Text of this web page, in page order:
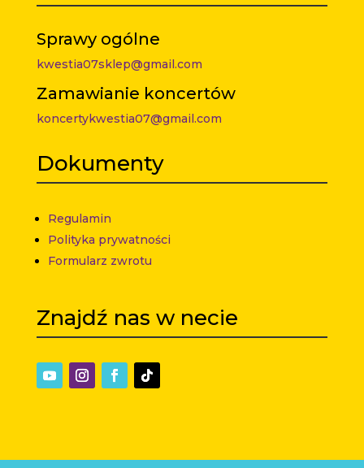
Sprawy ogólne
kwestia07sklep@gmail.com
Zamawianie koncertów
koncertykwestia07@gmail.com
Dokumenty
Regulamin
Polityka prywatności
Formularz zwrotu
Znajdź nas w necie